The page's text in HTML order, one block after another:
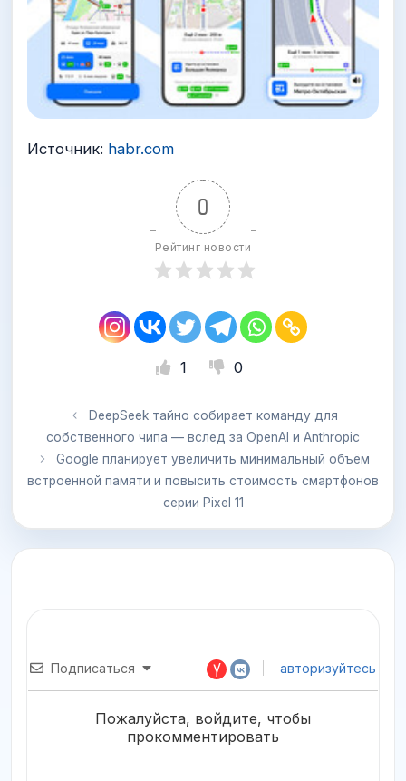
Источник: habr.com
0
Рейтинг новости
1 0
DeepSeek тайно собирает команду для
собственного чипа — вслед за OpenAI и Anthropic
Google планирует увеличить минимальный объём
встроенной памяти и повысить стоимость смартфонов
серии Pixel 11
Подписаться авторизуйтесь
Пожалуйста, войдите, чтобы
прокомментировать